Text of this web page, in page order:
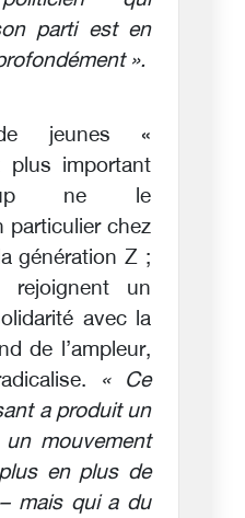
parti est en
».
jeunes «
plus important
ne le
particulier chez
génération Z ;
un
avec la
de l’ampleur,
« Ce
a produit un
mouvement
en plus de
mais qui a du